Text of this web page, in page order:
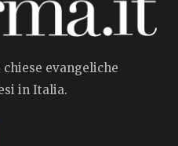
evangeliche
in Italia.